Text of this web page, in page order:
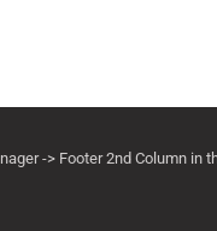
-> Footer 2nd Column in